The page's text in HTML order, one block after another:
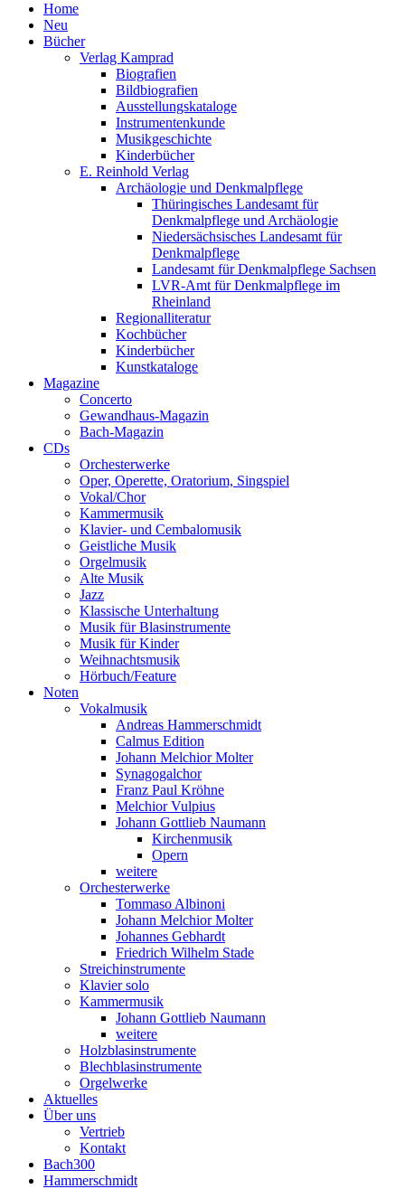
Home
Neu
Bücher
Verlag Kamprad
Biografien
Bildbiografien
Ausstellungskataloge
Instrumentenkunde
Musikgeschichte
Kinderbücher
E. Reinhold Verlag
Archäologie und Denkmalpflege
Thüringisches Landesamt für
Denkmalpflege und Archäologie
Niedersächsisches Landesamt für
Denkmalpflege
Landesamt für Denkmalpflege Sachsen
LVR-Amt für Denkmalpflege im
Rheinland
Regionalliteratur
Kochbücher
Kinderbücher
Kunstkataloge
Magazine
Concerto
Gewandhaus-Magazin
Bach-Magazin
CDs
Orchesterwerke
Oper, Operette, Oratorium, Singspiel
Vokal/Chor
Kammermusik
Klavier- und Cembalomusik
Geistliche Musik
Orgelmusik
Alte Musik
Jazz
Klassische Unterhaltung
Musik für Blasinstrumente
Musik für Kinder
Weihnachtsmusik
Hörbuch/Feature
Noten
Vokalmusik
Andreas Hammerschmidt
Calmus Edition
Johann Melchior Molter
Synagogalchor
Franz Paul Kröhne
Melchior Vulpius
Johann Gottlieb Naumann
Kirchenmusik
Opern
weitere
Orchesterwerke
Tommaso Albinoni
Johann Melchior Molter
Johannes Gebhardt
Friedrich Wilhelm Stade
Streichinstrumente
Klavier solo
Kammermusik
Johann Gottlieb Naumann
weitere
Holzblasinstrumente
Blechblasinstrumente
Orgelwerke
Aktuelles
Über uns
Vertrieb
Kontakt
Bach300
Hammerschmidt